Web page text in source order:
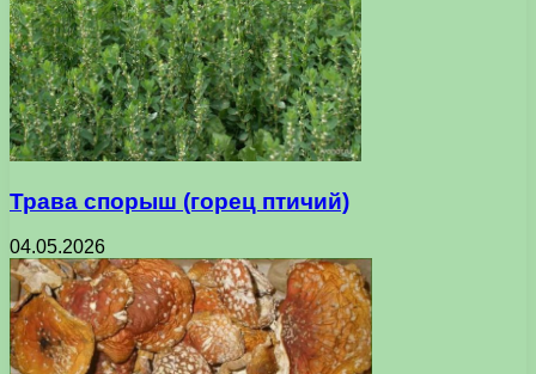
Трава спорыш (горец птичий)
04.05.2026